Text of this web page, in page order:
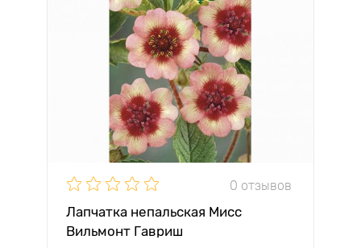
0 отзывов
Лапчатка непальская Мисс
Вильмонт Гавриш